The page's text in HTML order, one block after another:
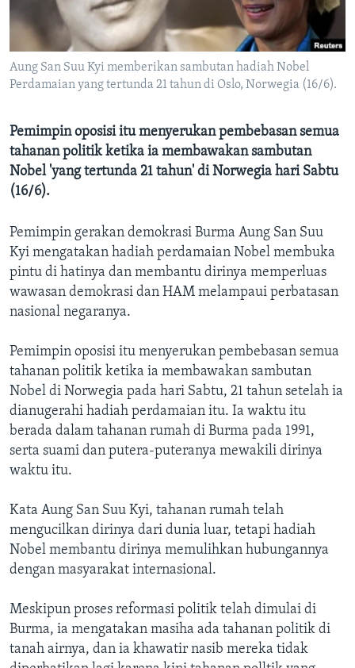
Aung San Suu Kyi memberikan sambutan hadiah Nobel
Perdamaian yang tertunda 21 tahun di Oslo, Norwegia (16/6).
Pemimpin oposisi itu menyerukan pembebasan semua
tahanan politik ketika ia membawakan sambutan
Nobel 'yang tertunda 21 tahun' di Norwegia hari Sabtu
(16/6).
Pemimpin gerakan demokrasi Burma Aung San Suu
Kyi mengatakan hadiah perdamaian Nobel membuka
pintu di hatinya dan membantu dirinya memperluas
wawasan demokrasi dan HAM melampaui perbatasan
nasional negaranya.
Pemimpin oposisi itu menyerukan pembebasan semua
tahanan politik ketika ia membawakan sambutan
Nobel di Norwegia pada hari Sabtu, 21 tahun setelah ia
dianugerahi hadiah perdamaian itu. Ia waktu itu
berada dalam tahanan rumah di Burma pada 1991,
serta suami dan putera-puteranya mewakili dirinya
waktu itu.
Kata Aung San Suu Kyi, tahanan rumah telah
mengucilkan dirinya dari dunia luar, tetapi hadiah
Nobel membantu dirinya memulihkan hubungannya
dengan masyarakat internasional.
Meskipun proses reformasi politik telah dimulai di
Burma, ia mengatakan masiha ada tahanan politik di
tanah airnya, dan ia khawatir nasib mereka tidak